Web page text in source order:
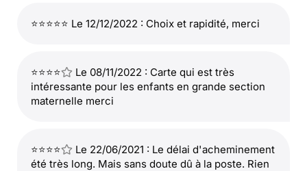
⭐⭐⭐⭐⭐ Le 12/12/2022 : Choix et rapidité, merci
⭐⭐⭐⭐
Le 08/11/2022 : Carte qui est très
intéressante pour les enfants en grande section
maternelle merci
⭐⭐⭐⭐
Le 22/06/2021 : Le délai d'acheminement
été très long. Mais sans doute dû à la poste. Rien